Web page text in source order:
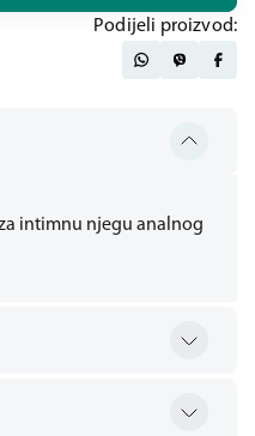
intimnu njegu analnog
Podijeli proizvod: